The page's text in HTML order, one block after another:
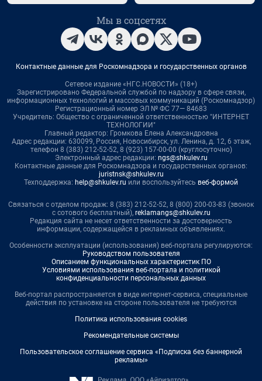
Мы в соцсетях
Контактные данные для Роскомнадзора и государственных органов
Сетевое издание «НГС.НОВОСТИ» (18+)
Зарегистрировано Федеральной службой по надзору в сфере связи,
информационных технологий и массовых коммуникаций (Роскомнадзор)
Регистрационный номер ЭЛ № ФС 77— 84683
Учредитель: Общество с ограниченной ответственностью "ИНТЕРНЕТ
ТЕХНОЛОГИИ"
Главный редактор: Громкова Елена Александровна
Адрес редакции: 630099, Россия, Новосибирск, ул. Ленина, д. 12, 6 этаж,
телефон 8 (383) 212-52-52, 8 (923) 157-00-00 (круглосуточно)
Электронный адрес редакции: ngs@shkulev.ru
Контактные данные для Роскомнадзора и государственных органов:
juristnsk@shkulev.ru
Техподдержка: help@shkulev.ru или воспользуйтесь веб-формой
Связаться с отделом продаж: 8 (383) 212-52-52, 8 (800) 200-03-83 (звонок
с сотового бесплатный), reklamangs@shkulev.ru
Редакция сайта не несет ответственности за достоверность
информации, содержащейся в рекламных объявлениях.
Особенности эксплуатации (использования) веб-портала регулируются:
Руководством пользователя
Описанием функциональных характеристик ПО
Условиями использования веб-портала и политикой
конфиденциальности персональных данных
Веб-портал распространяется в виде интернет-сервиса, специальные
действия по установке на стороне пользователя не требуются
Политика использования cookies
Рекомендательные системы
Пользовательское соглашение сервиса «Подписка без баннерной
рекламы»